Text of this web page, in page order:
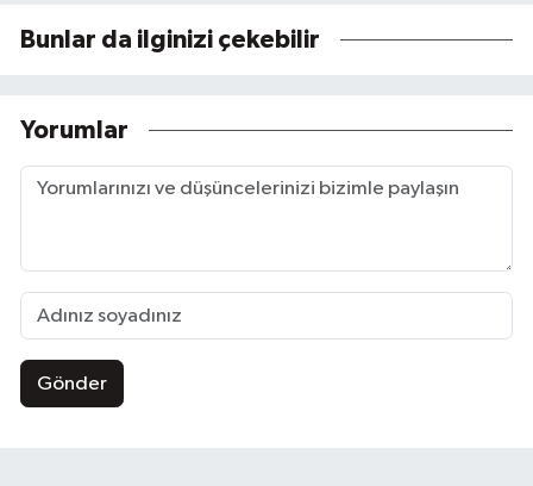
Bunlar da ilginizi çekebilir
Yorumlar
Gönder